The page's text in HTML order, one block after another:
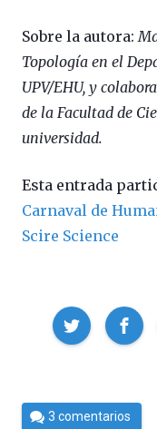
Sobre la autora:
Topología en el
UPV/EHU, y
de la Facultad de
universidad.
Esta entrada
Carnaval de
Scire Science
Compartir
Por 3 comentarios